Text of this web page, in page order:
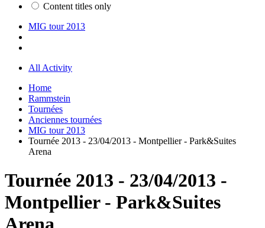
Content titles only
MIG tour 2013
All Activity
Home
Rammstein
Tournées
Anciennes tournées
MIG tour 2013
Tournée 2013 - 23/04/2013 - Montpellier - Park&Suites
Arena
Tournée 2013 - 23/04/2013 -
Montpellier - Park&Suites